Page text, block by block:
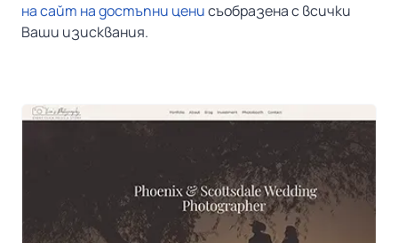
на сайт на достъпни ценисъобразена с всички
Ваши изисквания.